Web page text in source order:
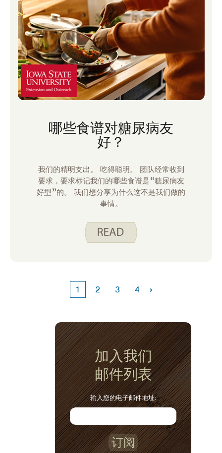
哪些食谱对糖尿病友
好？
我们的精明支出。 吃得聪明。 团队经常收到
要求，要求标记我们的哪些食谱是“糖尿病友
好型”的。 我们想分享为什么这不是我们做的
事情。
1 2 3 4 ›
加入我们
邮件列表
输入您的电子邮件地址:
订阅